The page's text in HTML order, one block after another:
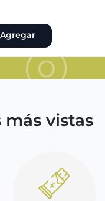
Agregar
más vistas